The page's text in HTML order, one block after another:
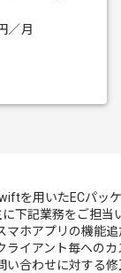
／月
を用いたECパッ
に下記業務をご担当
ホアプリの機能追
イアント毎へのカ
合わせに対する修